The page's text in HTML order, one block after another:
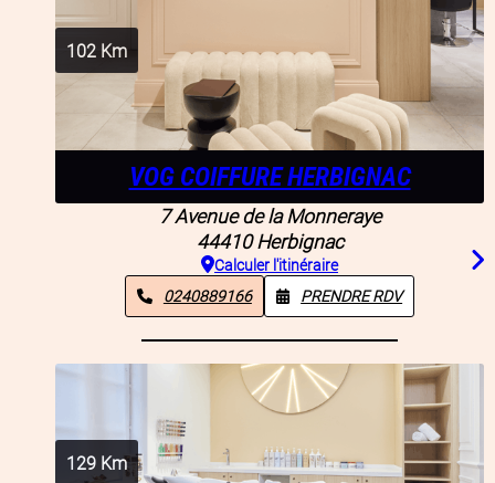
102 Km
VOG COIFFURE HERBIGNAC
7 Avenue de la Monneraye
44410 Herbignac
Calculer l'itinéraire
0240889166
PRENDRE RDV
129 Km